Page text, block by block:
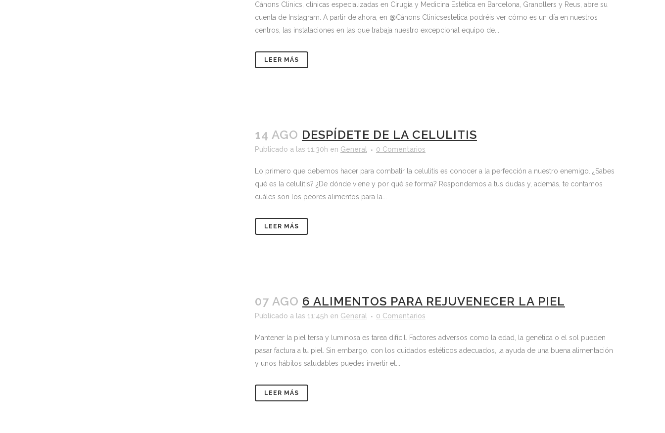
Cànons Clinics, clínicas especializadas en Cirugía y Medicina Estética en Barcelona, Granollers y Reus, abre su
cuenta de Instagram. A partir de ahora, en @Cànons Clinicsestetica podréis ver cómo es un día en nuestros
centros, las instalaciones en las que trabaja nuestro excepcional equipo de...
LEER MÁS
14 AGO DESPÍDETE DE LA CELULITIS
Publicado a las 11:30h en General 0 Comentarios
Lo primero que debemos hacer para combatir la celulitis es conocer a la perfección a nuestro enemigo. ¿Sabes
qué es la celulitis? ¿De dónde viene y por qué se forma? Respondemos a tus dudas y, además, te contamos
cuáles son los peores alimentos para la...
LEER MÁS
07 AGO 6 ALIMENTOS PARA REJUVENECER LA PIEL
Publicado a las 11:45h en General 0 Comentarios
Mantener la piel tersa y luminosa es tarea difícil. Factores adversos como la edad, la genética o el sol pueden
pasar factura a tu piel. Sin embargo, con los cuidados estéticos adecuados, la ayuda de una buena alimentación
y unos hábitos saludables puedes invertir el...
LEER MÁS